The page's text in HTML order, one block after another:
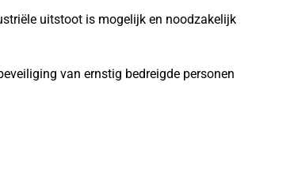
uitstoot is mogelijk en noodzakelijk
van ernstig bedreigde personen